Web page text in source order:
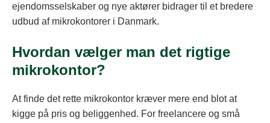
ejendomsselskaber og nye aktører bidrager til et bredere
udbud af mikrokontorer i Danmark.
Hvordan vælger man det rigtige
mikrokontor?
At finde det rette mikrokontor kræver mere end blot at
kigge på pris og beliggenhed. For freelancere og små